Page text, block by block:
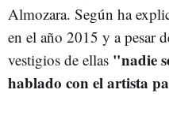
Almozara. Según ha
en el año 2015 y a pesar
vestigios de ellas "nadie
hablado con el artista